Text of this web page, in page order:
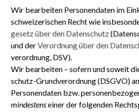
Wir bearbeiten Personen­daten im
schweizerischen Recht wie
gesetz über den Daten­schutz
und derVerordnung über den
verordnung, DSV).
Wir bearbeiten – sofern und soweit
schutz-Grund­verordnung (DSGVO)
Personen­daten bzw.
mindestenseiner der folgenden